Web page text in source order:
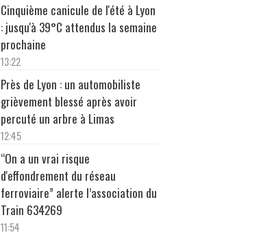
Cinquième canicule de l'été à Lyon
: jusqu'à 39°C attendus la semaine
prochaine
13:22
Près de Lyon : un automobiliste
grièvement blessé après avoir
percuté un arbre à Limas
12:45
“On a un vrai risque
d'effondrement du réseau
ferroviaire” alerte l’association du
Train 634269
11:54